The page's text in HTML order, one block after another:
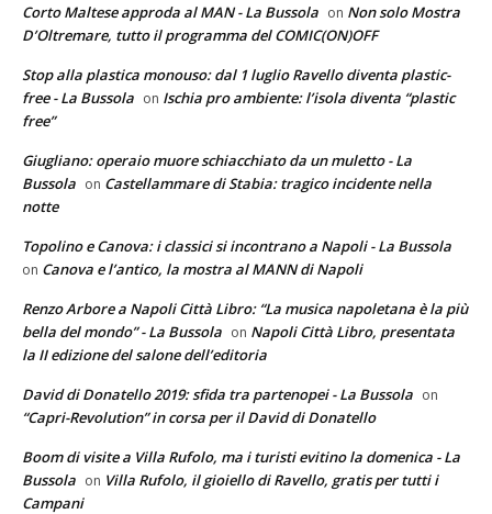
Corto Maltese approda al MAN - La Bussola on Non solo Mostra
D’Oltremare, tutto il programma del COMIC(ON)OFF
Stop alla plastica monouso: dal 1 luglio Ravello diventa plastic-
free - La Bussola on Ischia pro ambiente: l’isola diventa “plastic
free”
Giugliano: operaio muore schiacchiato da un muletto - La
Bussola on Castellammare di Stabia: tragico incidente nella
notte
Topolino e Canova: i classici si incontrano a Napoli - La Bussola
on Canova e l’antico, la mostra al MANN di Napoli
Renzo Arbore a Napoli Città Libro: “La musica napoletana è la più
bella del mondo” - La Bussola on Napoli Città Libro, presentata
la II edizione del salone dell’editoria
David di Donatello 2019: sfida tra partenopei - La Bussola on
“Capri-Revolution” in corsa per il David di Donatello
Boom di visite a Villa Rufolo, ma i turisti evitino la domenica - La
Bussola on Villa Rufolo, il gioiello di Ravello, gratis per tutti i
Campani